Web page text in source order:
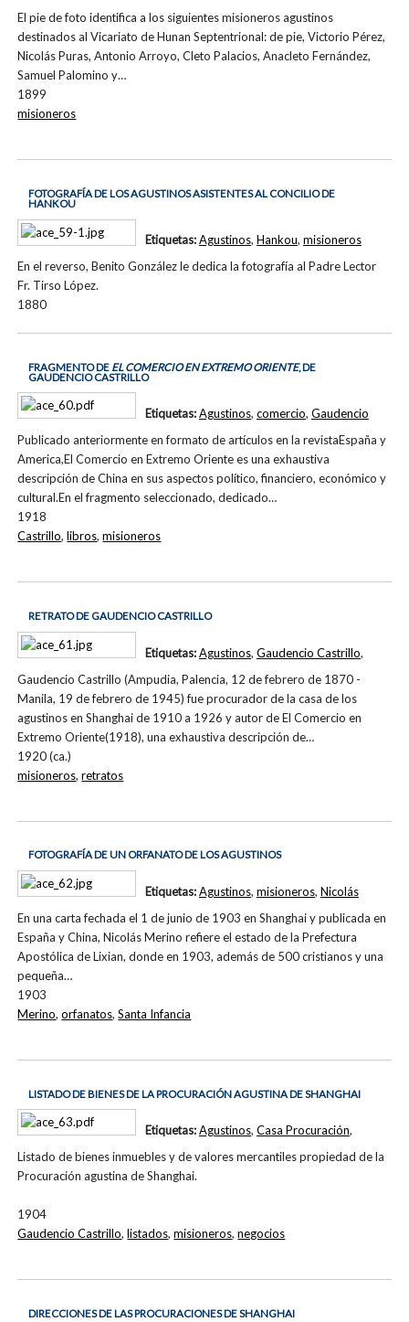
El pie de foto identifica a los siguientes misioneros agustinos
destinados al Vicariato de Hunan Septentrional: de pie, Victorio Pérez,
Nicolás Puras, Antonio Arroyo, Cleto Palacios, Anacleto Fernández,
Samuel Palomino y…
1899
misioneros
FOTOGRAFÍA DE LOS AGUSTINOS ASISTENTES AL CONCILIO DE
HANKOU
En el reverso, Benito González le dedica la fotografía al Padre Lector
Fr. Tirso López.
1880
Etiquetas:Agustinos, Hankou, misioneros
FRAGMENTO DE EL COMERCIO EN EXTREMO ORIENTE, DE
GAUDENCIO CASTRILLO
Publicado anteriormente en formato de artículos en la revistaEspaña y
America,El Comercio en Extremo Oriente es una exhaustiva
descripción de China en sus aspectos político, financiero, económico y
cultural.En el fragmento seleccionado, dedicado…
1918
Etiquetas:Agustinos, comercio, Gaudencio
Castrillo,libros,misioneros
RETRATO DE GAUDENCIO CASTRILLO
Gaudencio Castrillo (Ampudia, Palencia, 12 de febrero de 1870 -
Manila, 19 de febrero de 1945) fue procurador de la casa de los
agustinos en Shanghai de 1910 a 1926 y autor de El Comercio en
Extremo Oriente(1918), una exhaustiva descripción de…
1920 (ca.)
Etiquetas:Agustinos, Gaudencio Castrillo,
misioneros,retratos
FOTOGRAFÍA DE UN ORFANATO DE LOS AGUSTINOS
En una carta fechada el 1 de junio de 1903 en Shanghai y publicada en
España y China, Nicolás Merino refiere el estado de la Prefectura
Apostólica de Lixian, donde en 1903, además de 500 cristianos y una
pequeña…
1903
Etiquetas:Agustinos, misioneros, Nicolás
Merino,orfanatos,Santa Infancia
LISTADO DE BIENES DE LA PROCURACIÓN AGUSTINA DE SHANGHAI
Listado de bienes inmuebles y de valores mercantiles propiedad de la
Procuración agustina de Shanghai.
1904
Etiquetas:Agustinos, Casa Procuración,
Gaudencio Castrillo,listados,misioneros,negocios
DIRECCIONES DE LAS PROCURACIONES DE SHANGHAI